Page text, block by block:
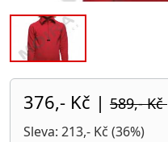
376,- Kč | 589,- Kč
Sleva: 213,- Kč (36%)